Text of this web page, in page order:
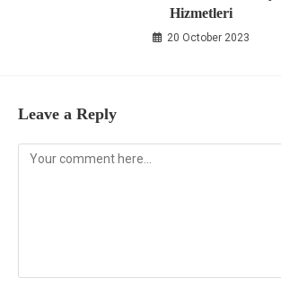
Hizmetleri
20 October 2023
Leave a Reply